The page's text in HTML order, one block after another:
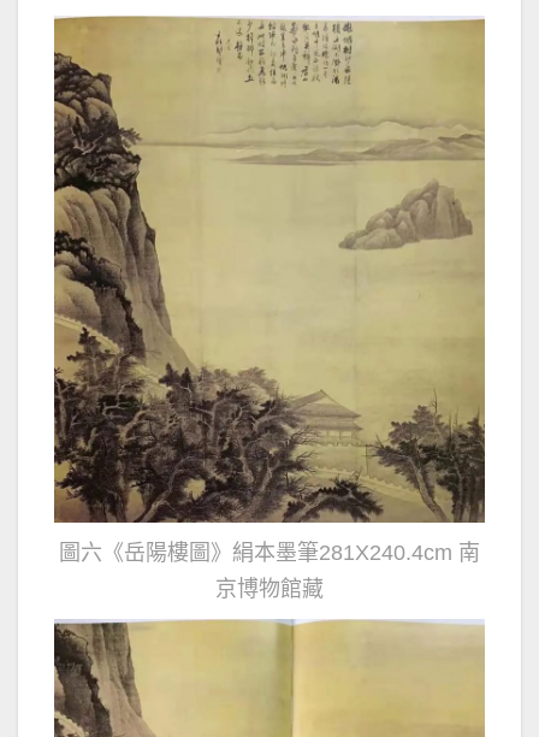
圖六《岳陽樓圖》絹本墨筆281X240.4cm 南
京博物館藏